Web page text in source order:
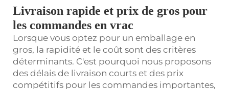
Livraison rapide et prix de gros pour
les commandes en vrac
Lorsque vous optez pour un emballage en
gros, la rapidité et le coût sont des critères
déterminants. C'est pourquoi nous proposons
des délais de livraison courts et des prix
compétitifs pour les commandes importantes,